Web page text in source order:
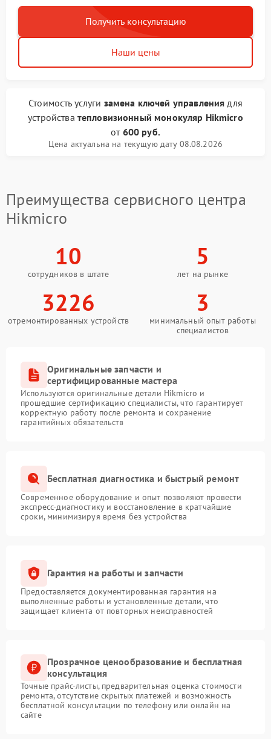
Получить консультацию
Наши цены
Стоимость услуги замена ключей управления для
устройства тепловизионный монокуляр Hikmicro
от 600 руб.
Цена актуальна на текущую дату 08.08.2026
Преимущества сервисного центра
Hikmicro
10
сотрудников в штате
5
лет на рынке
3226
отремонтированных устройств
3
минимальный опыт работы
специалистов
Оригинальные запчасти и
сертифицированные мастера
Используются оригинальные детали Hikmicro и
прошедшие сертификацию специалисты, что гарантирует
корректную работу после ремонта и сохранение
гарантийных обязательств
Бесплатная диагностика и быстрый ремонт
Современное оборудование и опыт позволяют провести
экспресс-диагностику и восстановление в кратчайшие
сроки, минимизируя время без устройства
Гарантия на работы и запчасти
Предоставляется документированная гарантия на
выполненные работы и установленные детали, что
защищает клиента от повторных неисправностей
Прозрачное ценообразование и бесплатная
консультация
Точные прайс-листы, предварительная оценка стоимости
ремонта, отсутствие скрытых платежей и возможность
бесплатной консультации по телефону или онлайн на
сайте